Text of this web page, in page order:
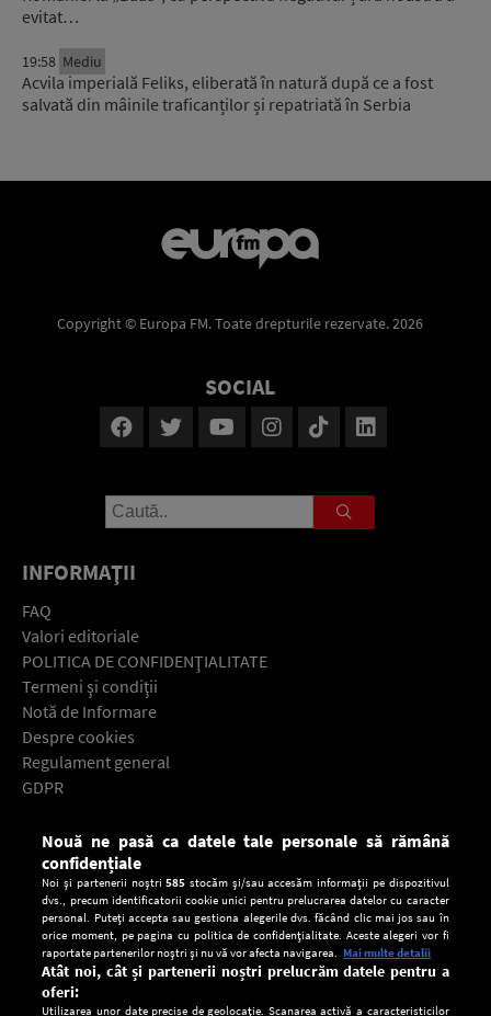
evitat…
19:58 Mediu
Acvila imperială Feliks, eliberată în natură după ce a fost
salvată din mâinile traficanților și repatriată în Serbia
Copyright © Europa FM. Toate drepturile rezervate. 2026
SOCIAL
INFORMAŢII
FAQ
Valori editoriale
POLITICA DE CONFIDENŢIALITATE
Termeni şi condiţii
Notă de Informare
Despre cookies
Regulament general
GDPR
Descarcă gratuit aplicaţia Europa FM pentru smartphone:
Nouă ne pasă ca datele tale personale să rămână
confidențiale
Noi și partenerii noștri585 stocăm și/sau accesăm informații pe dispozitivul
dvs., precum identificatorii cookie unici pentru prelucrarea datelor cu caracter
personal. Puteți accepta sau gestiona alegerile dvs. făcând clic mai jos sau în
orice moment, pe pagina cu politica de confidențialitate. Aceste alegeri vor fi
raportate partenerilor noștri și nu vă vor afecta navigarea. Mai multe detalii
Atât noi, cât și partenerii noștri prelucrăm datele pentru a
oferi:
Utilizarea unor date precise de geolocație. Scanarea activă a caracteristicilor